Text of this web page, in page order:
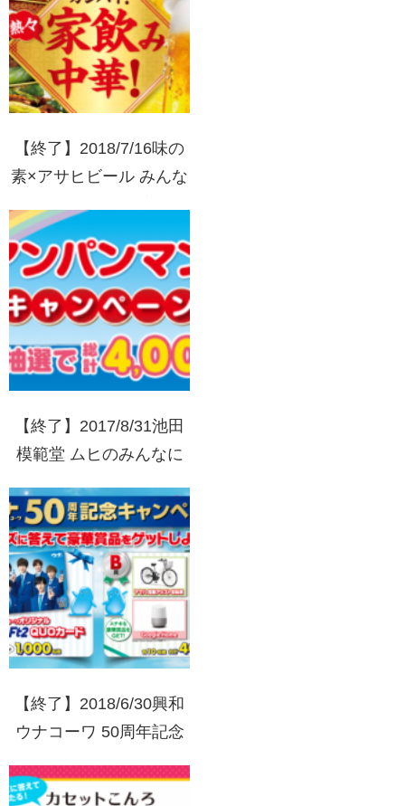
【終了】2018/7/16味の
素×アサヒビール みんな
中華！キャンペーン
【終了】2017/8/31池田
模範堂 ムヒのみんなに
ャンペーン
【終了】2018/6/30興和
ウナコーワ 50周年記念
答えて豪華賞品をゲット